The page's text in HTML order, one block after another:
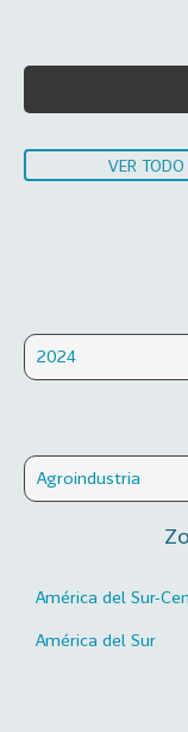
VER
2024
Agroindustria
América del Sur-
América del Sur